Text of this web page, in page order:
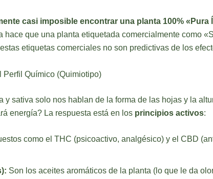
casi imposible encontrar una planta 100% «Pura
hace que una planta etiquetada comercialmente como
etiquetas comerciales no son predictivas de los
Perfil Químico (Quimiotipo)
y sativa solo nos hablan de la forma de las hojas y la
energía? La respuesta está en los principios activos:
como el THC (psicoactivo, analgésico) y el CBD
Son los aceites aromáticos de la planta (lo que le da